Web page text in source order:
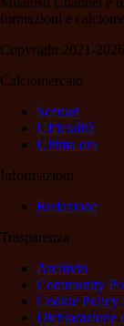
formazioni e
Copyright 2021-
Calciomercato
Scenari
Ufficialità
Ultima ora
Informazioni
Redazione
Trasparenza
Archivio
Community
Cookie Policy
Dichiarazione